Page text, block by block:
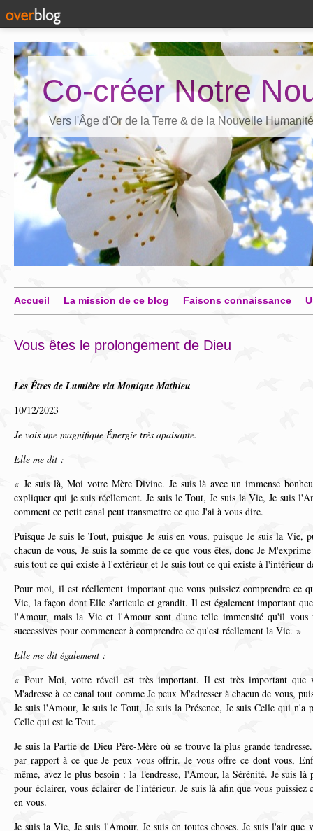
Co-créer Notre
Vers l'Âge d'Or de la Terre & de la Nouvelle Humanité
Accueil La mission de ce blog Faisons connaissance
Vous êtes le prolongement de Dieu
Les Êtres de Lumière via Monique Mathieu
10/12/2023
Je vois une magnifique Énergie très apaisante.
Elle me dit :
« Je suis là, Moi votre Mère Divine. Je suis là avec un immense
expliquer qui je suis réellement. Je suis le Tout, Je suis la Vie, Je suis
comment ce petit canal peut transmettre ce que J'ai à vous dire.
Puisque Je suis le Tout, puisque Je suis en vous, puisque Je suis la Vie,
chacun de vous, Je suis la somme de ce que vous êtes, donc Je
suis tout ce qui existe à l'extérieur et Je suis tout ce qui existe à l'intérieur
Pour moi, il est réellement important que vous puissiez comprendre ce
Vie, la façon dont Elle s'articule et grandit. Il est également important
l'Amour, mais la Vie et l'Amour sont d'une telle immensité qu'il vous
successives pour commencer à comprendre ce qu'est réellement la Vie. »
Elle me dit également :
« Pour Moi, votre réveil est très important. Il est très important que
M'adresse à ce canal tout comme Je peux M'adresser à chacun de vous,
Je suis l'Amour, Je suis le Tout, Je suis la Présence, Je suis Celle qui n'a
Celle qui est le Tout.
Je suis la Partie de Dieu Père-Mère où se trouve la plus grande
par rapport à ce que Je peux vous offrir. Je vous offre ce dont vous,
même, avez le plus besoin : la Tendresse, l'Amour, la Sérénité. Je suis là
pour éclairer, vous éclairer de l'intérieur. Je suis là afin que vous puissiez
en vous.
Je suis la Vie, Je suis l'Amour, Je suis en toutes choses. Je suis l'air que